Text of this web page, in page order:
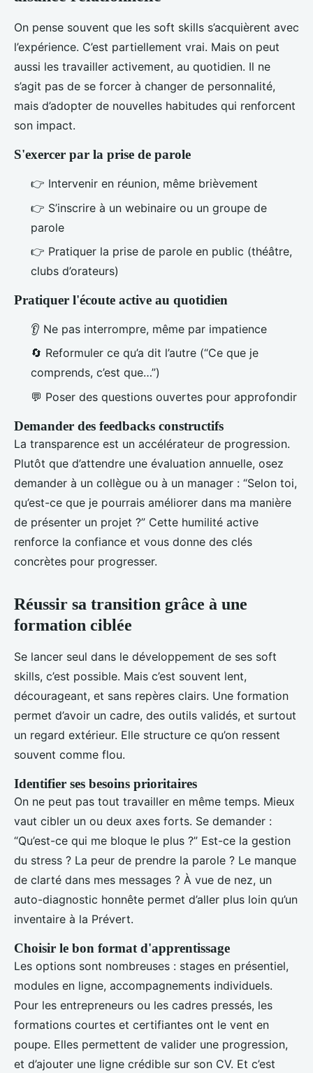
On pense souvent que les soft skills s’acquièrent avec
l’expérience. C’est partiellement vrai. Mais on peut
aussi les travailler activement, au quotidien. Il ne
s’agit pas de se forcer à changer de personnalité,
mais d’adopter de nouvelles habitudes qui renforcent
son impact.
S'exercer par la prise de parole
👉 Intervenir en réunion, même brièvement
👉 S’inscrire à un webinaire ou un groupe de
parole
👉 Pratiquer la prise de parole en public (théâtre,
clubs d’orateurs)
Pratiquer l'écoute active au quotidien
👂 Ne pas interrompre, même par impatience
🔄 Reformuler ce qu’a dit l’autre (“Ce que je
comprends, c’est que…”)
💬 Poser des questions ouvertes pour approfondir
Demander des feedbacks constructifs
La transparence est un accélérateur de progression.
Plutôt que d’attendre une évaluation annuelle, osez
demander à un collègue ou à un manager : “Selon toi,
qu’est-ce que je pourrais améliorer dans ma manière
de présenter un projet ?” Cette humilité active
renforce la confiance et vous donne des clés
concrètes pour progresser.
Réussir sa transition grâce à une
formation ciblée
Se lancer seul dans le développement de ses soft
skills, c’est possible. Mais c’est souvent lent,
décourageant, et sans repères clairs. Une formation
permet d’avoir un cadre, des outils validés, et surtout
un regard extérieur. Elle structure ce qu’on ressent
souvent comme flou.
Identifier ses besoins prioritaires
On ne peut pas tout travailler en même temps. Mieux
vaut cibler un ou deux axes forts. Se demander :
“Qu’est-ce qui me bloque le plus ?” Est-ce la gestion
du stress ? La peur de prendre la parole ? Le manque
de clarté dans mes messages ? À vue de nez, un
auto-diagnostic honnête permet d’aller plus loin qu’un
inventaire à la Prévert.
Choisir le bon format d'apprentissage
Les options sont nombreuses : stages en présentiel,
modules en ligne, accompagnements individuels.
Pour les entrepreneurs ou les cadres pressés, les
formations courtes et certifiantes ont le vent en
poupe. Elles permettent de valider une progression,
et d’ajouter une ligne crédible sur son CV. Et c’est